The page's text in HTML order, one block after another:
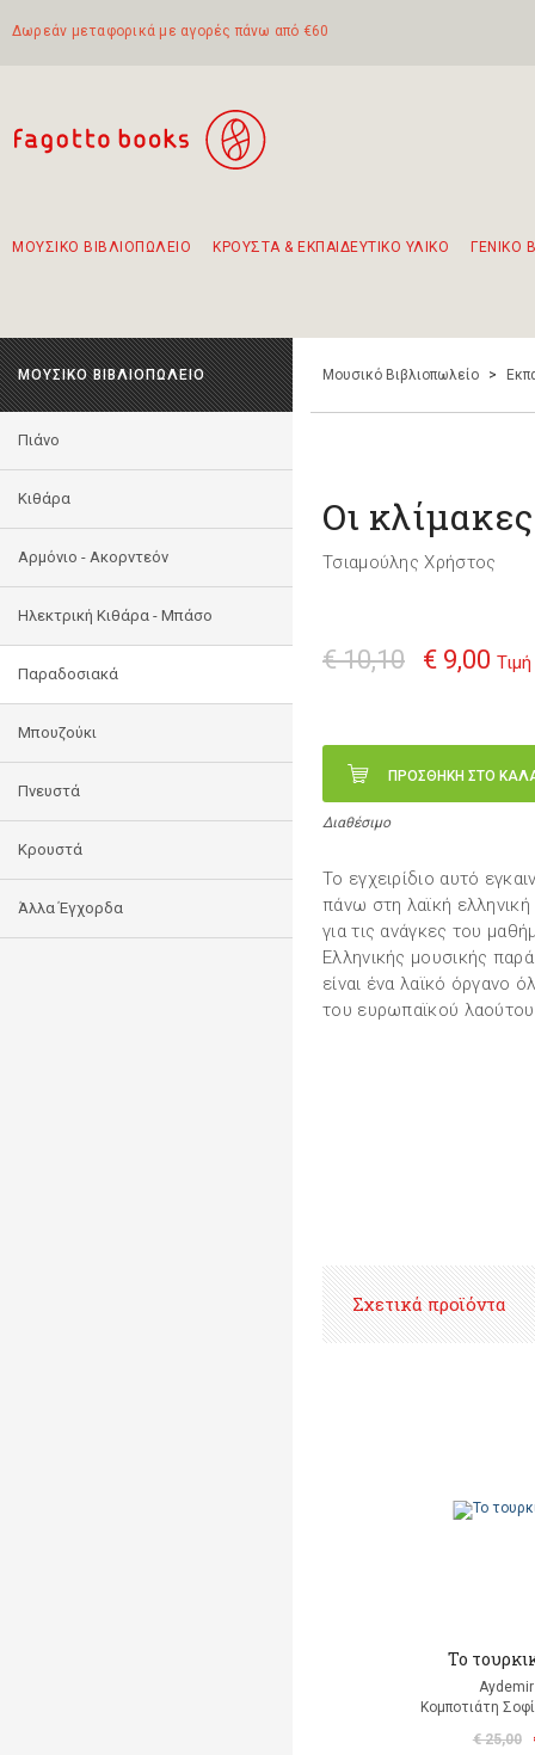
Δωρεάν μεταφορικά με αγορές πάνω από €60
ΜΟΥΣΙΚΟ ΒΙΒΛΙΟΠΩΛΕΙΟ ΚΡΟΥΣΤΑ & ΕΚΠΑΙΔΕΥΤΙΚΟ ΥΛΙΚΟ ΓΕΝΙΚΟ
ΜΟΥΣΙΚΟ ΒΙΒΛΙΟΠΩΛΕΙΟ
Πιάνο
Κιθάρα
Αρμόνιο - Ακορντεόν
Ηλεκτρική Κιθάρα - Μπάσο
Παραδοσιακά
Μπουζούκι
Πνευστά
Κρουστά
Άλλα Έγχορδα
Μουσικό Βιβλιοπωλείο >
Oι
Τσιαμούλης Χρήστος
€ 10,10 € 9,00
ΠΡΟΣΘΗΚΗ ΣΤΟ
Διαθέσιμο
Το εγχειρίδιο αυτό
πάνω στη λαϊκή
για τις ανάγκες του
Ελληνικής μουσικής
είναι ένα λαϊκό όργανο
του ευρωπαϊκού
Σχετικά προϊόντα
Το
Κομποτιάτη
€ 25,00